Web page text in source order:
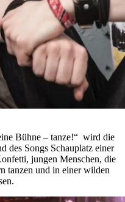
Bühne – tanze!“ wird die
des Songs Schauplatz einer
jungen Menschen, die
tanzen und in einer wilden